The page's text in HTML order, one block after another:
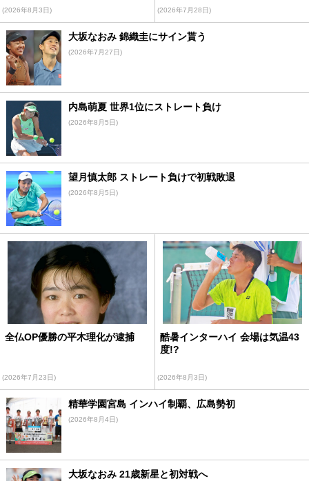
(2026年8月3日) (2026年7月28日)
大坂なおみ 錦織圭にサイン貰う
(2026年7月27日)
内島萌夏 世界1位にストレート負け
(2026年8月5日)
望月慎太郎 ストレート負けで初戦敗退
(2026年8月5日)
全仏OP優勝の平木理化が逮捕
(2026年7月23日)
酷暑インターハイ 会場は気温43
度!?
(2026年8月3日)
精華学園宮島 インハイ制覇、広島勢初
(2026年8月4日)
大坂なおみ 21歳新星と初対戦へ